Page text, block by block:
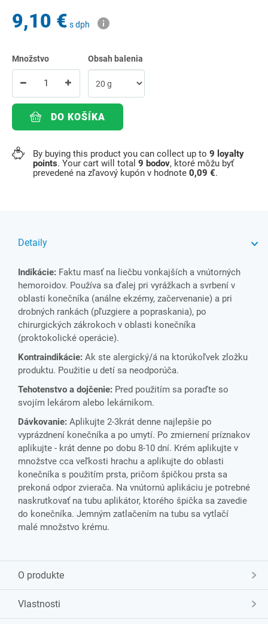
9,10 € s dph
Množstvo Obsah balenia
DO KOŠÍKA
By buying this product you can collect up to 9 loyalty
points. Your cart will total 9 bodov, ktoré môžu byť
prevedené na zľavový kupón v hodnote 0,09 €.
Detaily
Indikácie: Faktu masť na liečbu vonkajších a vnútorných
hemoroidov. Používa sa ďalej pri vyrážkach a svrbení v
oblasti konečníka (análne ekzémy, začervenanie) a pri
drobných rankách (pľuzgiere a popraskania), po
chirurgických zákrokoch v oblasti konečníka
(proktokolické operácie).
Kontraindikácie: Ak ste alergický/á na ktorúkoľvek zložku
produktu. Použitie u detí sa neodporúča.
Tehotenstvo a dojčenie: Pred použitím sa poraďte so
svojím lekárom alebo lekárnikom.
Dávkovanie: Aplikujte 2-3krát denne najlepšie po
vyprázdnení konečníka a po umytí. Po zmiernení príznakov
aplikujte - krát denne po dobu 8-10 dní. Krém aplikujte v
množstve cca veľkosti hrachu a aplikujte do oblasti
konečníka s použitím prsta, pričom špičkou prsta sa
prekoná odpor zvierača. Na vnútornú aplikáciu je potrebné
naskrutkovať na tubu aplikátor, ktorého špička sa zavedie
do konečníka. Jemným zatlačením na tubu sa vytlačí
malé množstvo krému.
O produkte
Vlastnosti